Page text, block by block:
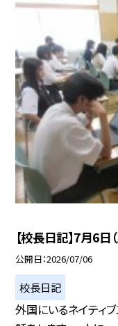
【校長日記】7月6日
公開日 2026/07/06
校長日記
外国にいるネイティ